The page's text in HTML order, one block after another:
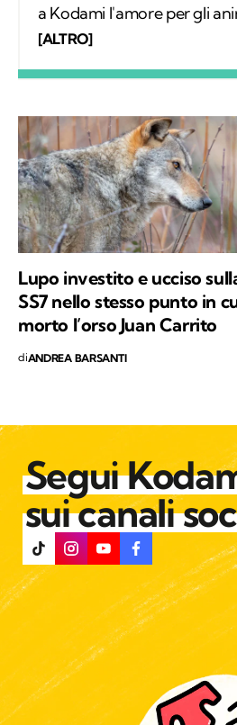
a Kodami l'amore per gli
un lavoro attraverso cui
libero tanti libri, qualche
continua scoperta di ciò
[ALTRO]
Lupo investito e ucciso
SS7 nello stesso punto in
morto l’orso Juan Carrito
diANDREA BARSANTI
Segui
sui canali